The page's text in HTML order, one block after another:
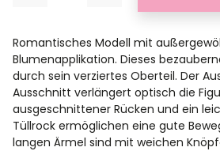
Romantisches Modell mit
Blumenapplikation. Dieses
durch sein verziertes Oberteil. Der
Ausschnitt verlängert optisch die
ausgeschnittener Rücken und ein
Tüllrock ermöglichen eine gute
langen Ärmel sind mit weichen